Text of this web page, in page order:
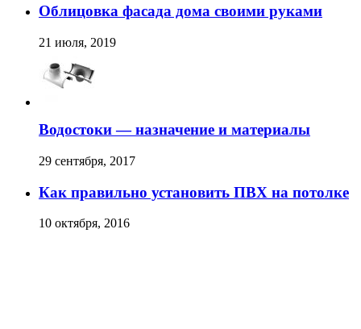
Облицовка фасада дома своими руками
21 июля, 2019
Водостоки — назначение и материалы
29 сентября, 2017
Как правильно установить ПВХ на потолке
10 октября, 2016